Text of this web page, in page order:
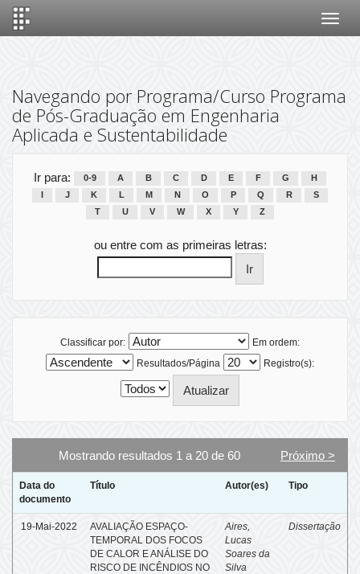
Navegando por Programa/Curso Programa
de Pós-Graduação em Engenharia
Aplicada e Sustentabilidade
Ir para: 0-9 A B C D E F G
H
J K L M N O P Q R
S
T
U V W X Y Z
ou entre com as primeiras letras:
Classificar por:
Em ordem:
Resultados/Página
Registro(s):
Mostrando resultados 1 a 20 de 60 Próximo >
Data do
documento
Título Autor(es) Tipo
19-Mai-2022
AVALIAÇÃO ESPAÇO-
TEMPORAL DOS FOCOS
DE CALOR E ANÁLISE DO
RISCO DE INCÊNDIOS NO
Aires,
Lucas
Soares da
Silva
Dissertação